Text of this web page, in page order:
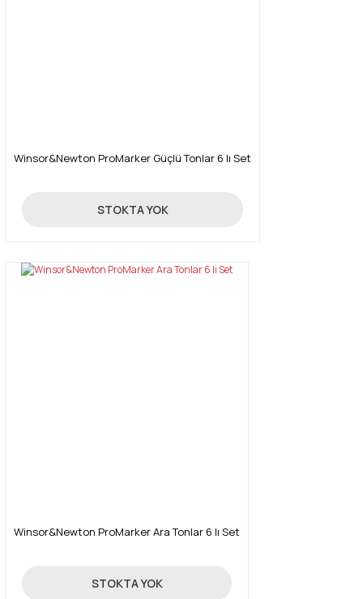
Winsor&Newton ProMarker Güçlü Tonlar 6 lı Set
131,18 TL
STOKTA YOK
Winsor&Newton ProMarker Ara Tonlar 6 lı Set
131,18 TL
STOKTA YOK